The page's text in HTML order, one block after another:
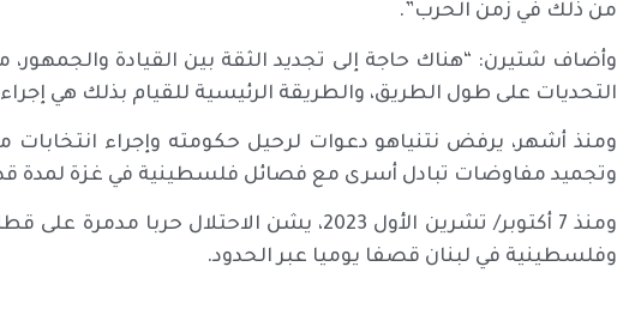
من ذلك في زمن الحرب”.
وأضاف شتيرن: “هناك حاجة إلى تجديد الثقة بين القيادة
التحديات على طول الطريق، والطريقة الرئيسية للقيام بذلك هي
ومنذ أشهر، يرفض نتنياهو دعوات لرحيل حكومته وإجراء انتخابات
وتجميد مفاوضات تبادل أسرى مع فصائل فلسطينية في غزة لمدة قد تصل
ومنذ 7 أكتوبر/ تشرين الأول 2023، يشن الاحتلال
وفلسطينية في لبنان قصفا يوميا عبر الحدود.